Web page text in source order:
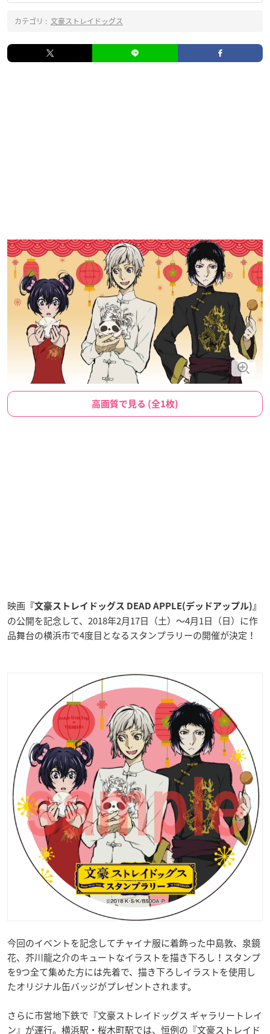
カテゴリ : 文豪ストレイドッグス
高画質で見る (全1枚)
映画 『文豪ストレイドッグス DEAD APPLE(デッドアップル)』
の公開を記念して、2018年2月17日（土）〜4月1日（日）に作
品舞台の横浜市で4度目となるスタンプラリーの開催が決定！
今回のイベントを記念してチャイナ服に着飾った中島敦、泉鏡
花、芥川龍之介のキュートなイラストを描き下ろし！スタンプ
を9つ全て集めた方には先着で、描き下ろしイラストを使用し
たオリジナル缶バッジがプレゼントされます。
さらに市営地下鉄で『文豪ストレイドッグス ギャラリートレイ
ン』が運行。横浜駅・桜木町駅では、恒例の『文豪ストレイド